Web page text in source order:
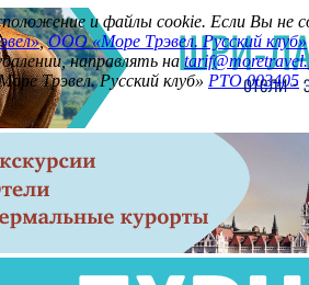
и файлы cookie. Если Вы не
,ООО «Море Трэвел. Русский клуб»
направлять на
Трэвел. Русский клуб» РТО 003405